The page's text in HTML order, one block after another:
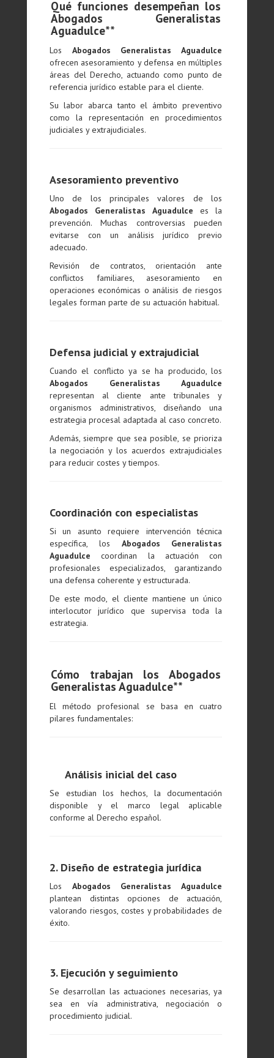
Qué funciones desempeñan los
Abogados Generalistas
Aguadulce**
Los Abogados Generalistas Aguadulce
ofrecen asesoramiento y defensa en múltiples
áreas del Derecho, actuando como punto de
referencia jurídico estable para el cliente.
Su labor abarca tanto el ámbito preventivo
como la representación en procedimientos
judiciales y extrajudiciales.
Asesoramiento preventivo
Uno de los principales valores de los
Abogados Generalistas Aguadulce es la
prevención. Muchas controversias pueden
evitarse con un análisis jurídico previo
adecuado.
Revisión de contratos, orientación ante
conflictos familiares, asesoramiento en
operaciones económicas o análisis de riesgos
legales forman parte de su actuación habitual.
Defensa judicial y extrajudicial
Cuando el conflicto ya se ha producido, los
Abogados Generalistas Aguadulce
representan al cliente ante tribunales y
organismos administrativos, diseñando una
estrategia procesal adaptada al caso concreto.
Además, siempre que sea posible, se prioriza
la negociación y los acuerdos extrajudiciales
para reducir costes y tiempos.
Coordinación con especialistas
Si un asunto requiere intervención técnica
específica, los Abogados Generalistas
Aguadulce coordinan la actuación con
profesionales especializados, garantizando
una defensa coherente y estructurada.
De este modo, el cliente mantiene un único
interlocutor jurídico que supervisa toda la
estrategia.
Cómo trabajan los Abogados
Generalistas Aguadulce**
El método profesional se basa en cuatro
pilares fundamentales:
Análisis inicial del caso
Se estudian los hechos, la documentación
disponible y el marco legal aplicable
conforme al Derecho español.
2. Diseño de estrategia jurídica
Los Abogados Generalistas Aguadulce
plantean distintas opciones de actuación,
valorando riesgos, costes y probabilidades de
éxito.
3. Ejecución y seguimiento
Se desarrollan las actuaciones necesarias, ya
sea en vía administrativa, negociación o
procedimiento judicial.